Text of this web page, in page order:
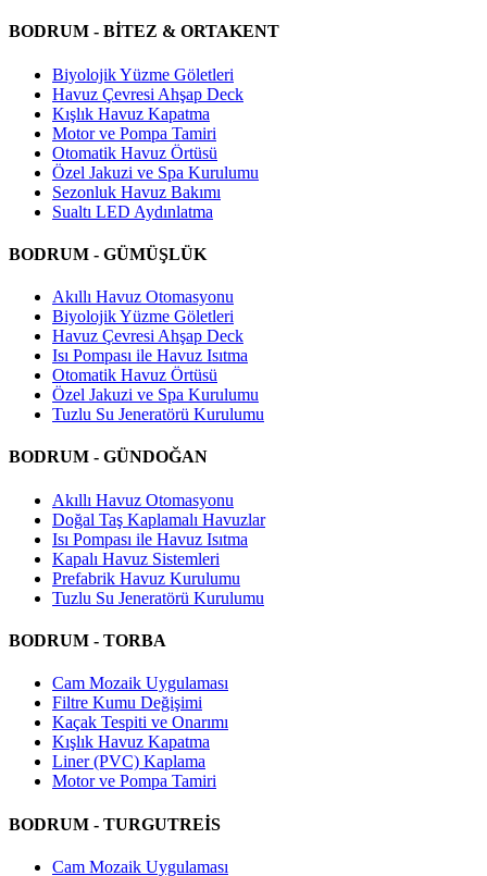
BODRUM - BİTEZ & ORTAKENT
Biyolojik Yüzme Göletleri
Havuz Çevresi Ahşap Deck
Kışlık Havuz Kapatma
Motor ve Pompa Tamiri
Otomatik Havuz Örtüsü
Özel Jakuzi ve Spa Kurulumu
Sezonluk Havuz Bakımı
Sualtı LED Aydınlatma
BODRUM - GÜMÜŞLÜK
Akıllı Havuz Otomasyonu
Biyolojik Yüzme Göletleri
Havuz Çevresi Ahşap Deck
Isı Pompası ile Havuz Isıtma
Otomatik Havuz Örtüsü
Özel Jakuzi ve Spa Kurulumu
Tuzlu Su Jeneratörü Kurulumu
BODRUM - GÜNDOĞAN
Akıllı Havuz Otomasyonu
Doğal Taş Kaplamalı Havuzlar
Isı Pompası ile Havuz Isıtma
Kapalı Havuz Sistemleri
Prefabrik Havuz Kurulumu
Tuzlu Su Jeneratörü Kurulumu
BODRUM - TORBA
Cam Mozaik Uygulaması
Filtre Kumu Değişimi
Kaçak Tespiti ve Onarımı
Kışlık Havuz Kapatma
Liner (PVC) Kaplama
Motor ve Pompa Tamiri
BODRUM - TURGUTREİS
Cam Mozaik Uygulaması